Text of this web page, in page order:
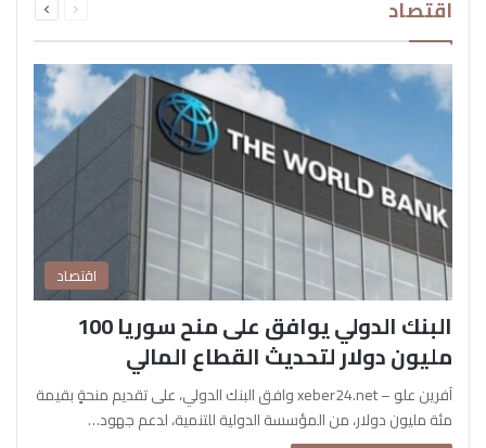
اقتصاد الصفحةالصفحة
اقتصاد
البنك الدولي يوافق على منح سوريا 100
مليون دولار لتحديث القطاع المالي
آفرين علو – xeber24.net وافق البنك الدولي، على تقديم منحةٍ بقيمة
مئة مليون دولار، من المؤسسة الدولية للتنمية، لدعم جهود…